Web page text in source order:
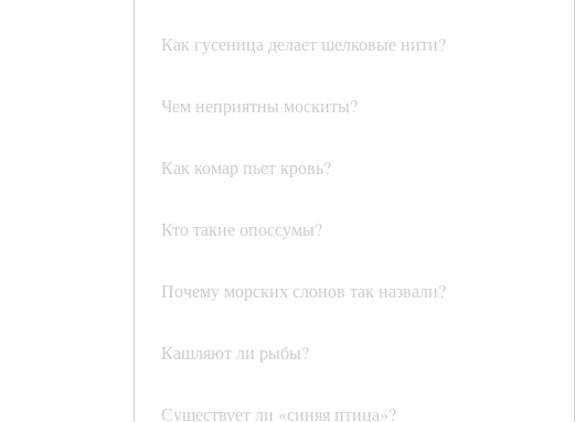
Как гусеница делает шелковые нити?
Чем неприятны москиты?
Как комар пьет кровь?
Кто такие опоссумы?
Почему морских слонов так назвали?
Кашляют ли рыбы?
Существует ли «синяя птица»?